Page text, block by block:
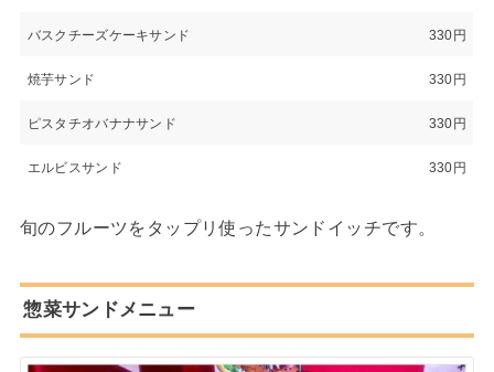
バスクチーズケーキサンド 330円
焼芋サンド 330円
ピスタチオバナナサンド 330円
エルビスサンド 330円
旬のフルーツをタップリ使ったサンドイッチです。
惣菜サンドメニュー